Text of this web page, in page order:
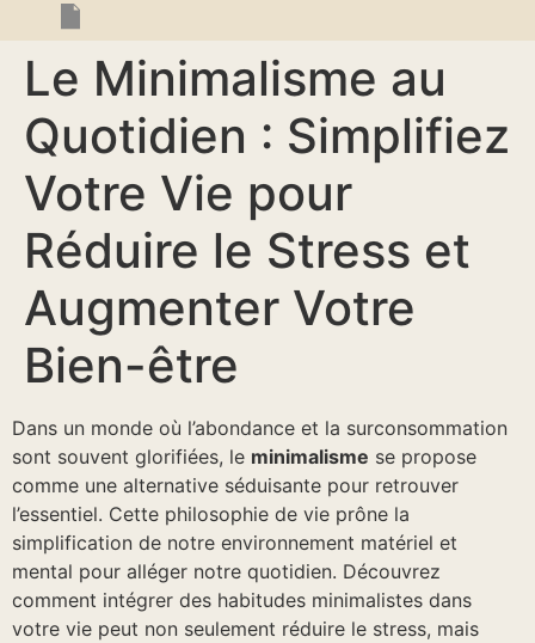
Le Minimalisme au
Quotidien : Simplifiez
Votre Vie pour
Réduire le Stress et
Augmenter Votre
Bien-être
Dans un monde où l’abondance et la surconsommation
sont souvent glorifiées, le minimalisme se propose
comme une alternative séduisante pour retrouver
l’essentiel. Cette philosophie de vie prône la
simplification de notre environnement matériel et
mental pour alléger notre quotidien. Découvrez
comment intégrer des habitudes minimalistes dans
votre vie peut non seulement réduire le stress, mais